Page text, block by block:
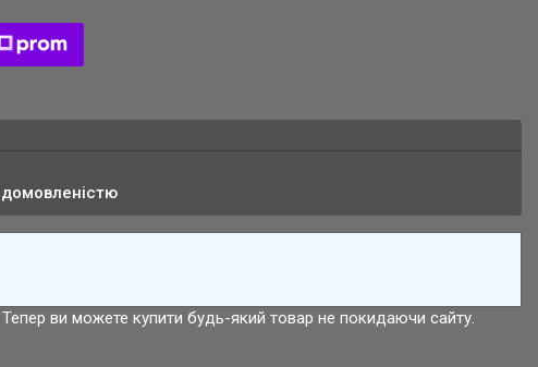
Тепер ви можете купити будь-який товар не покидаючи сайту.